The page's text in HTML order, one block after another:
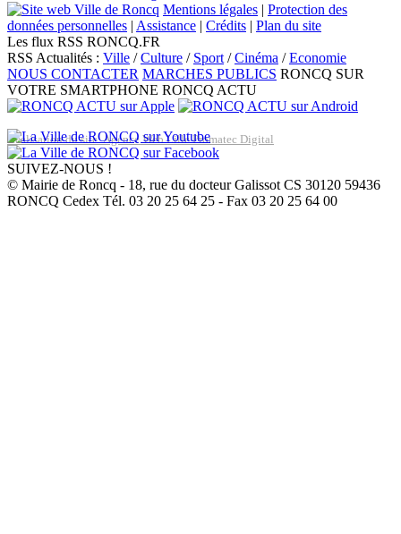
Mentions légales | Protection des
données personnelles | Assistance | Crédits | Plan du site
Les flux RSS RONCQ.FR
RSS Actualités : Ville /Culture / Sport /Cinéma /Economie
NOUS CONTACTER MARCHES PUBLICS RONCQ SUR
VOTRE SMARTPHONE RONCQ ACTU
Réalisation du site: Agence Web Lille Promatec Digital
SUIVEZ-NOUS !
© Mairie de Roncq - 18, rue du docteur Galissot CS 30120 59436
RONCQ Cedex Tél. 03 20 25 64 25 - Fax 03 20 25 64 00